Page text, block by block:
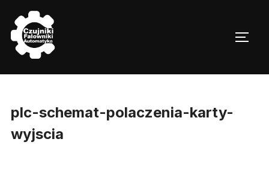
content
plc-schemat-polaczenia-karty-
wyjscia